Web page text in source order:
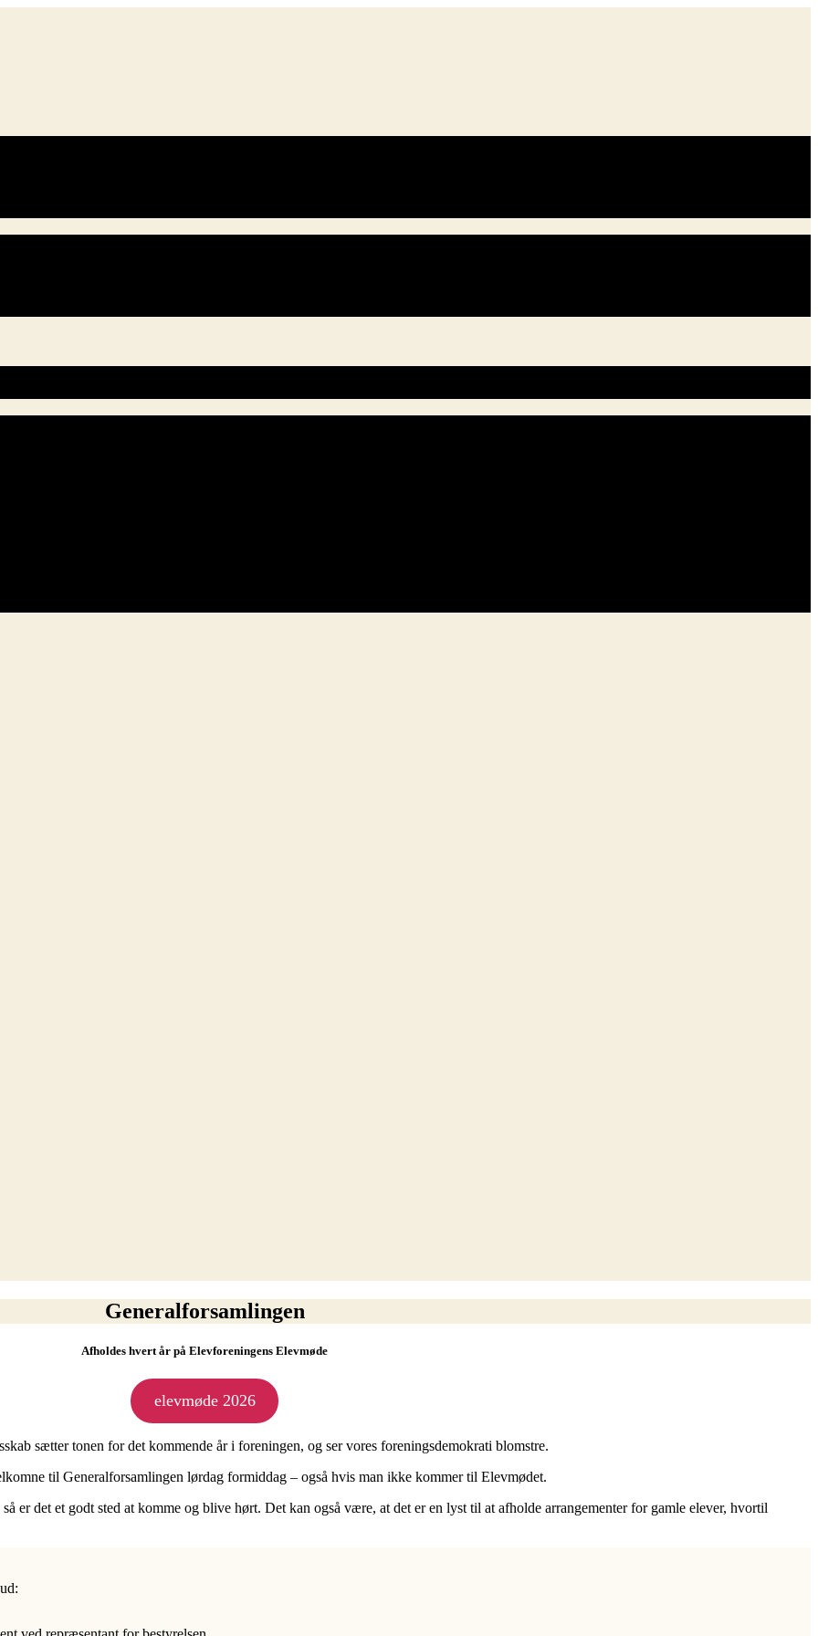
Generalforsamlingen
Afholdes hvert år på Elevforeningens Elevmøde
elevmøde 2026
sætter tonen for det kommende år i foreningen, og ser vores foreningsdemokrati blomstre.
til Generalforsamlingen lørdag formiddag – også hvis man ikke kommer til Elevmødet.
er det et godt sted at komme og blive hørt. Det kan også være, at det er en lyst til at afholde arrangementer for gamle elever, hvortil